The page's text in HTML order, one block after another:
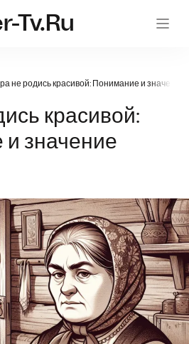
Tv.ru
не родись красивой: Понимание и
красивой:
значение